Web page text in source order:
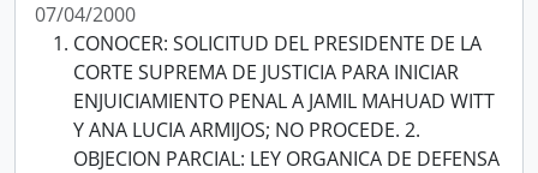
07/04/2000
CONOCER: SOLICITUD DEL PRESIDENTE DE LA
CORTE SUPREMA DE JUSTICIA PARA INICIAR
ENJUICIAMIENTO PENAL A JAMIL MAHUAD WITT
Y ANA LUCIA ARMIJOS; NO PROCEDE. 2.
OBJECION PARCIAL: LEY ORGANICA DE DEFENSA